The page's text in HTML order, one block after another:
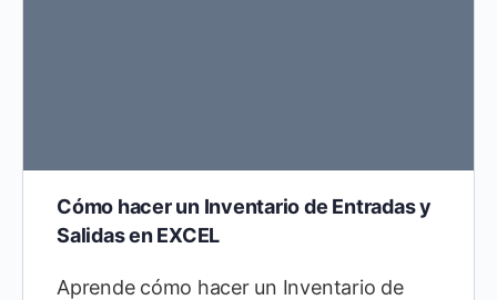
Cómo hacer un Inventario de Entradas y
Salidas en EXCEL
Aprende cómo hacer un Inventario de